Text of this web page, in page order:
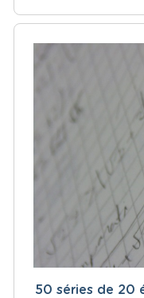
50 séries de 20